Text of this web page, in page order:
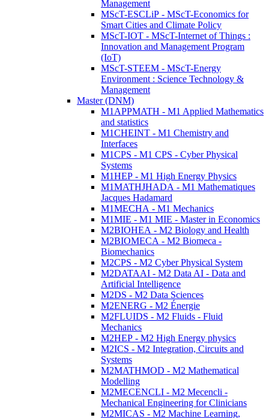
Management
MScT-ESCLiP - MScT-Economics for
Smart Cities and Climate Policy
MScT-IOT - MScT-Internet of Things :
Innovation and Management Program
(IoT)
MScT-STEEM - MScT-Energy
Environment : Science Technology &
Management
Master (DNM)
M1APPMATH - M1 Applied Mathematics
and statistics
M1CHEINT - M1 Chemistry and
Interfaces
M1CPS - M1 CPS - Cyber Physical
Systems
M1HEP - M1 High Energy Physics
M1MATHJHADA - M1 Mathematiques
Jacques Hadamard
M1MECHA - M1 Mechanics
M1MIE - M1 MIE - Master in Economics
M2BIOHEA - M2 Biology and Health
M2BIOMECA - M2 Biomeca -
Biomechanics
M2CPS - M2 Cyber Physical System
M2DATAAI - M2 Data AI - Data and
Artificial Intelligence
M2DS - M2 Data Sciences
M2ENERG - M2 Énergie
M2FLUIDS - M2 Fluids - Fluid
Mechanics
M2HEP - M2 High Energy physics
M2ICS - M2 Integration, Circuits and
Systems
M2MATHMOD - M2 Mathematical
Modelling
M2MECENCLI - M2 Mecencli -
Mechanical Engineering for Clinicians
M2MICAS - M2 Machine Learning,